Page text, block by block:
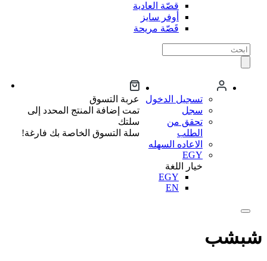
قصّة العادية
أوفر سايز
قَصّة مريحة
تسجيل الدخول
سجل
تحقق من
الطلب
الاعاده السهله
EGY
خيار اللغة
EGY
EN
عربة التسوق
تمت إضافة المنتج المحدد إلى
سلتك
سلة التسوق الخاصة بك فارغة!
شبشب